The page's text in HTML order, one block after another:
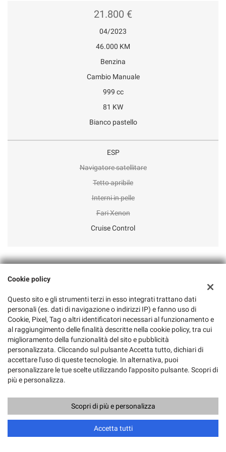
21.800 €
04/2023
46.000 KM
Benzina
Cambio Manuale
999 cc
81 KW
Bianco pastello
ESP
Navigatore satellitare
Tetto apribile
Interni in pelle
Fari Xenon
Cruise Control
Cookie policy
Questo sito e gli strumenti terzi in esso integrati trattano dati
personali (es. dati di navigazione o indirizzi IP) e fanno uso di
Cookie, Pixel, Tag o altri identificatori necessari al funzionamento e
al raggiungimento delle finalità descritte nella cookie policy, tra cui
miglioramento della funzionalità del sito e pubblicità
personalizzata. Cliccando sul pulsante Accetta tutto, dichiari di
accettare l'uso di queste tecnologie. In alternativa, puoi
personalizzare le tue scelte utilizzando l'apposito pulsante. Scopri di
più e personalizza.
Scopri di più e personalizza
Accetta tutti